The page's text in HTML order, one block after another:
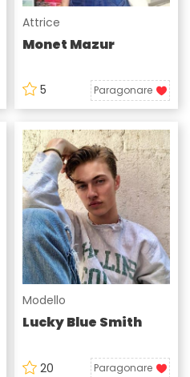
Attrice
Monet Mazur
5 Paragonare
Modello
Lucky Blue Smith
20 Paragonare